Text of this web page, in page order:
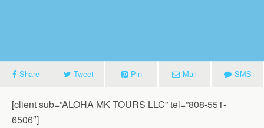
Share Tweet Pin Mail SMS
[client sub=”ALOHA MK TOURS LLC” tel=”808-551-
6506″]